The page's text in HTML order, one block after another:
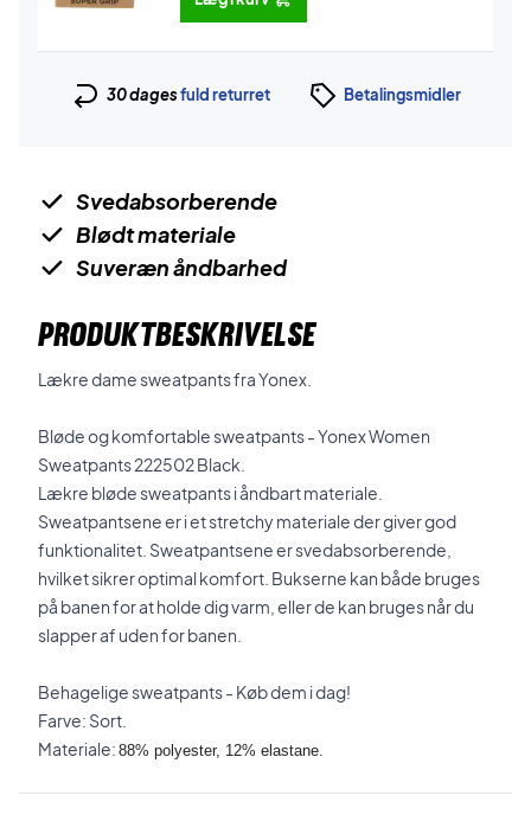
30 dagesfuld returret Betalingsmidler
Svedabsorberende
Blødt materiale
Suveræn åndbarhed
PRODUKTBESKRIVELSE
Lækre dame sweatpants fra Yonex.
Bløde og komfortable sweatpants - Yonex Women
Sweatpants 222502 Black.
Lækre bløde sweatpants i åndbart materiale.
Sweatpantsene er i et stretchy materiale der giver god
funktionalitet. Sweatpantsene er svedabsorberende,
hvilket sikrer optimal komfort. Bukserne kan både bruges
på banen for at holde dig varm, eller de kan bruges når du
slapper af uden for banen.
Behagelige sweatpants - Køb dem i dag!
Farve: Sort.
Materiale: 88% polyester, 12% elastane.